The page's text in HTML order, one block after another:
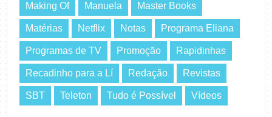
Making Of Manuela Master Books
Matérias Netflix Notas Programa Eliana
Programas de TV Promoção Rapidinhas
Recadinho para a Lí Redação Revistas
SBT Teleton Tudo é Possível Vídeos